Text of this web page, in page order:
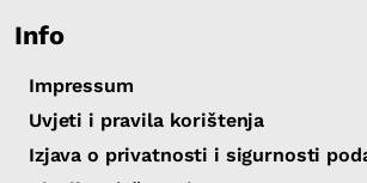
Info
Impressum
Uvjeti i pravila korištenja
Izjava o privatnosti i sigurnosti